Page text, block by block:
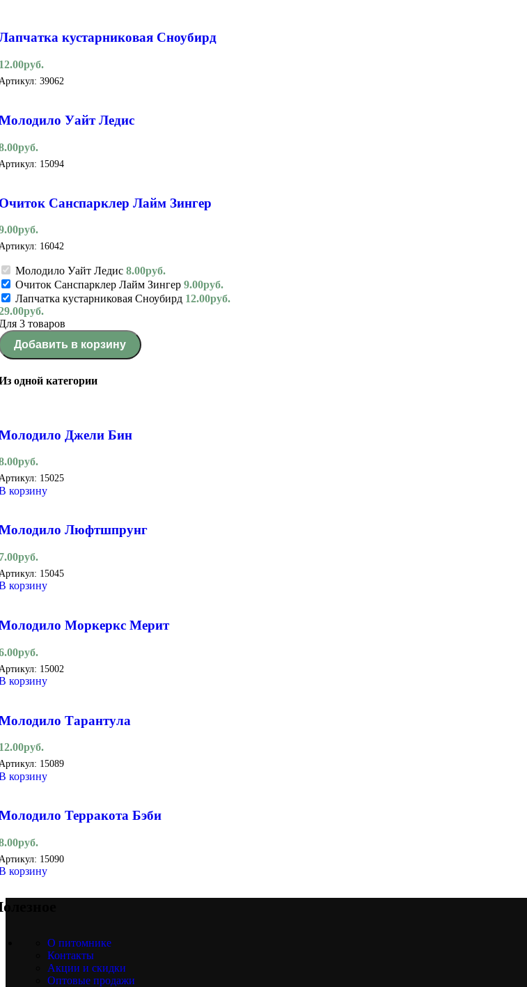
кустарниковая Сноубирд
руб.
39062
Уайт Ледис
руб.
15094
Санспарклер Лайм Зингер
руб.
16042
Молодило Уайт Ледис 8.00руб.
Очиток Санспарклер Лайм Зингер 9.00руб.
Лапчатка кустарниковая Сноубирд 12.00руб.
руб.
3 товаров
Добавить в корзину
одной категории
Джели Бин
руб.
15025
корзину
Люфтшпрунг
руб.
15045
корзину
Моркеркс Мерит
руб.
15002
корзину
Тарантула
руб.
15089
корзину
Терракота Бэби
руб.
15090
корзину
О питомнике
Контакты
Акции и скидки
Оптовые продажи